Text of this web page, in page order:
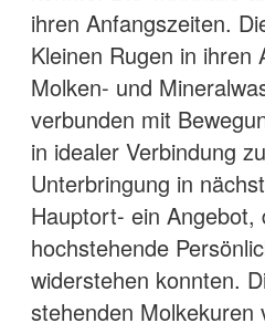
ihren Anfangszeiten.
Kleinen Rugen in ihren
Molken- und
verbunden mit
in idealer Verbindung
Unterbringung in
Hauptort- ein Angebot,
hochstehende
widerstehen konnten.
stehenden Molkekuren